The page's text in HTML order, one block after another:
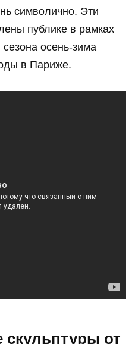
символично. Эти
публике в рамках
сезона осень-зима
в Париже.
от